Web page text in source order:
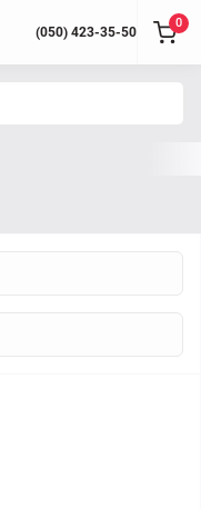
(050) 423-35-50
0